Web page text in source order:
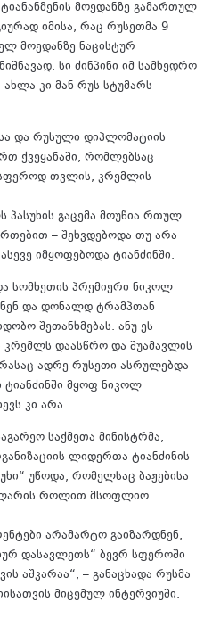
მოედანზე გამართულ
იმისა, რაც რუსეთმა 9
მოედანზე ნაცისტურ
სი ძინპინი იმ სამხედრო
კი მან რუს სტუმარს
და რუსული დიპლომატიის
ქვეყანაში, რომლებსაც
სფეროდ თვლის, კრემლის
პასუხის გაცემა მოუწია რთულ
– შეხვდებოდა თუ არა
იმყოფებოდა ტიანძინში.
სომხეთის პრემიერი ნიკოლ
და დონალდ ტრამპთან
შეთანხმებას. ანუ ეს
დაასწრო და შუამავლის
ადრე რუსეთი ასრულებდა
მყოფ ნიკოლ
კი არა.
საქმეთა მინისტრმა,
ლიდერთა ტიანძინის
უწოდა, რომელსაც ბაჟებისა
როლით მსოფლიო
არამარტო გაიზარდნენ,
დასავლეთს“ ბევრ სფეროში
აშკარაა“, – განაცხადა რუსმა
მიცემულ ინტერვიუში.